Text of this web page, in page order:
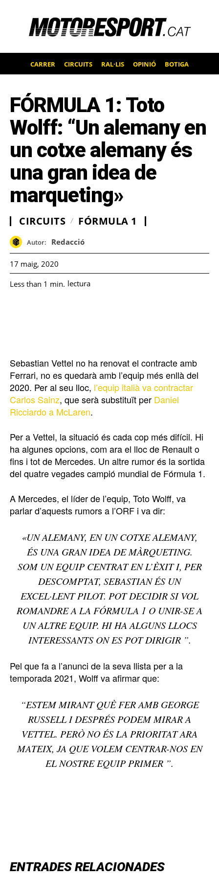
CARRER CIRCUITS RAL·LIS OPINIÓ BOTIGA
ENTRADES RELACIONADES
FÓRMULA 1: Toto
Wolff: “Un alemany en
un cotxe alemany és
una gran idea de
marqueting»
CIRCUITS FÓRMULA 1
Autor: Redacció
17 maig, 2020
Less than 1 min. lectura
Sebastian Vettel no ha renovat el contracte amb
Ferrari, no es quedarà amb l’equip més enllà del
2020. Per al seu lloc, l’equip italià va contractar
Carlos Sainz, que serà substituït per Daniel
Ricciardo a McLaren.
Per a Vettel, la situació és cada cop més difícil. Hi
ha algunes opcions, com ara el lloc de Renault o
fins i tot de Mercedes. Un altre rumor és la sortida
del quatre vegades campió mundial de Fórmula 1.
A Mercedes, el líder de l’equip, Toto Wolff, va
parlar d’aquests rumors a l’ORF i va dir:
«UN ALEMANY, EN UN COTXE ALEMANY,
ÉS UNA GRAN IDEA DE MÀRQUETING.
SOM UN EQUIP CENTRAT EN L’ÈXIT I, PER
DESCOMPTAT, SEBASTIAN ÉS UN
EXCEL·LENT PILOT. POT DECIDIR SI VOL
ROMANDRE A LA FÓRMULA 1 O UNIR-SE A
UN ALTRE EQUIP. HI HA ALGUNS LLOCS
INTERESSANTS ON ES POT DIRIGIR ”.
Pel que fa a l’anunci de la seva llista per a la
temporada 2021, Wolff va afirmar que:
“ESTEM MIRANT QUÈ FER AMB GEORGE
RUSSELL I DESPRÉS PODEM MIRAR A
VETTEL. PERÒ NO ÉS LA PRIORITAT ARA
MATEIX, JA QUE VOLEM CENTRAR-NOS EN
EL NOSTRE EQUIP PRIMER ”.